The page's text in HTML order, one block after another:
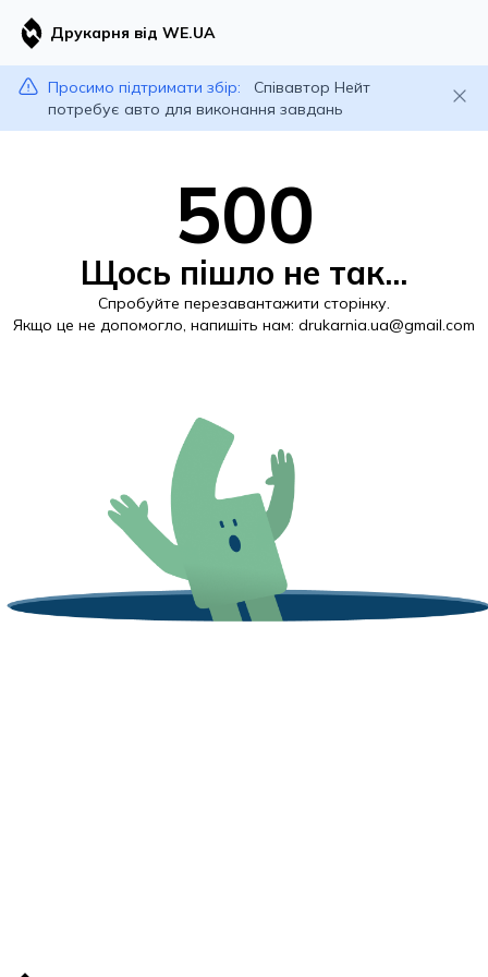
Друкарня від WE.UA
Просимо підтримати збір:
Співавтор Нейт
потребує авто для виконання завдань
500
Щось пішло не так...
Спробуйте перезавантажити сторінку.
Якщо це не допомогло, напишіть нам: drukarnia.ua@gmail.com